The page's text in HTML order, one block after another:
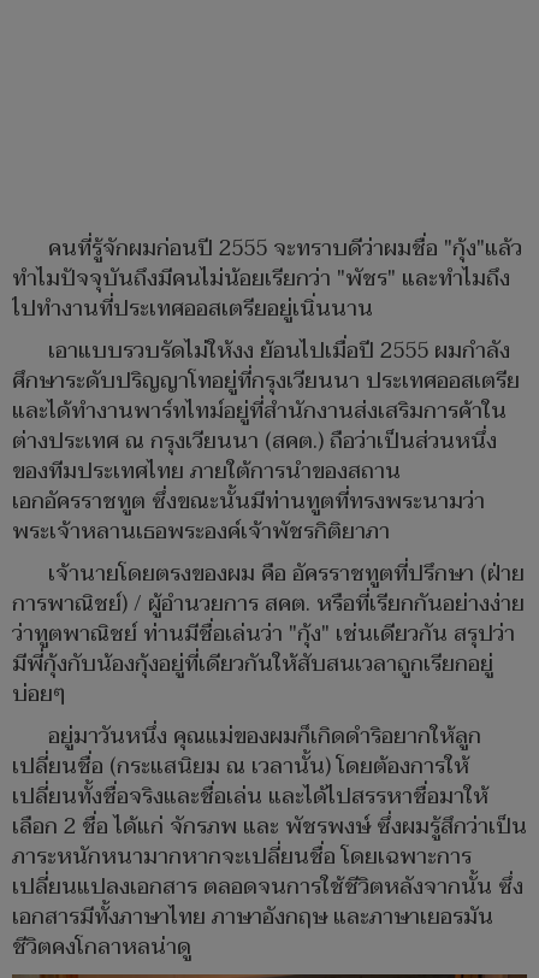
คนที่รู้จักผมก่อนปี 2555 จะทราบดีว่าผมชื่อ "กุ้ง"แล้ว
ทำไมปัจจุบันถึงมีคนไม่น้อยเรียกว่า "พัชร" และทำไมถึง
ไปทำงานที่ประเทศออสเตรียอยู่เนิ่นนาน
เอาแบบรวบรัดไม่ให้งง ย้อนไปเมื่อปี 2555 ผมกำลัง
ศึกษาระดับปริญญาโทอยู่ที่กรุงเวียนนา ประเทศออสเตรีย
และได้ทำงานพาร์ทไทม์อยู่ที่สำนักงานส่งเสริมการค้าใน
ต่างประเทศ ณ กรุงเวียนนา (สคต.) ถือว่าเป็นส่วนหนึ่ง
ของทีมประเทศไทย ภายใต้การนำของสถาน
เอกอัครราชทูต ซึ่งขณะนั้นมีท่านทูตที่ทรงพระนามว่า
พระเจ้าหลานเธอพระองค์เจ้าพัชรกิติยาภา
เจ้านายโดยตรงของผม คือ อัครราชทูตที่ปรึกษา (ฝ่าย
การพาณิชย์) / ผู้อำนวยการ สคต. หรือที่เรียกกันอย่างง่าย
ว่าทูตพาณิชย์ ท่านมีชื่อเล่นว่า "กุ้ง" เช่นเดียวกัน สรุปว่า
มีพี่กุ้งกับน้องกุ้งอยู่ที่เดียวกันให้สับสนเวลาถูกเรียกอยู่
บ่อยๆ
อยู่มาวันหนึ่ง คุณแม่ของผมก็เกิดดำริอยากให้ลูก
เปลี่ยนชื่อ (กระแสนิยม ณ เวลานั้น) โดยต้องการให้
เปลี่ยนทั้งชื่อจริงและชื่อเล่น และได้ไปสรรหาชื่อมาให้
เลือก 2 ชื่อ ได้แก่ จักรภพ และ พัชรพงษ์ ซึ่งผมรู้สึกว่าเป็น
ภาระหนักหนามากหากจะเปลี่ยนชื่อ โดยเฉพาะการ
เปลี่ยนแปลงเอกสาร ตลอดจนการใช้ชีวิตหลังจากนั้น ซึ่ง
เอกสารมีทั้งภาษาไทย ภาษาอังกฤษ และภาษาเยอรมัน
ชีวิตคงโกลาหลน่าดู